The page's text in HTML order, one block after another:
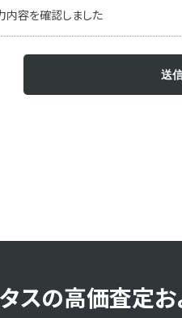
内容を確認しました
スの高価査定お